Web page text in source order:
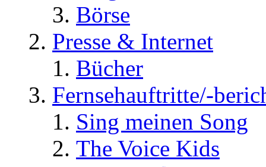
Börse
Presse & Internet
Bücher
Fernsehauftritte/-
Sing meinen Song
The Voice Kids